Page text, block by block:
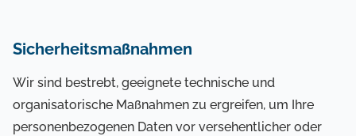
Sicherheitsmaßnahmen
Wir sind bestrebt, geeignete technische und
organisatorische Maßnahmen zu ergreifen, um Ihre
personenbezogenen Daten vor versehentlicher oder